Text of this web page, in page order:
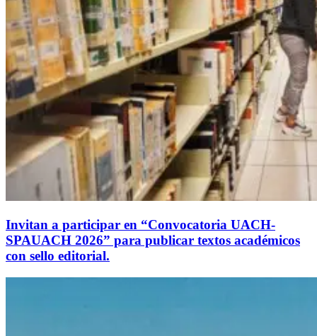
Invitan a participar en “Convocatoria UACH-
SPAUACH 2026” para publicar textos académicos
con sello editorial.